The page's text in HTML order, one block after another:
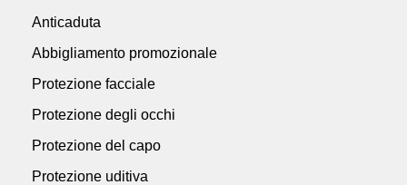
Anticaduta
Abbigliamento promozionale
Protezione facciale
Protezione degli occhi
Protezione del capo
Protezione uditiva